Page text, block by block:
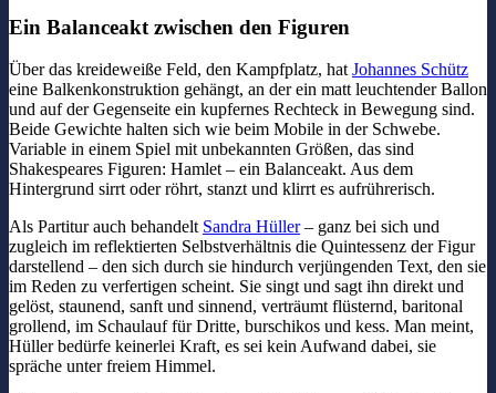
Ein Balanceakt zwischen den Figuren
Über das kreideweiße Feld, den Kampfplatz, hat Johannes Schütz
eine Balkenkonstruktion gehängt, an der ein matt leuchtender Ballon
und auf der Gegenseite ein kupfernes Rechteck in Bewegung sind.
Beide Gewichte halten sich wie beim Mobile in der Schwebe.
Variable in einem Spiel mit unbekannten Größen, das sind
Shakespeares Figuren: Hamlet – ein Balanceakt. Aus dem
Hintergrund sirrt oder röhrt, stanzt und klirrt es aufrührerisch.
Als Partitur auch behandelt Sandra Hüller– ganz bei sich und
zugleich im reflektierten Selbstverhältnis die Quintessenz der Figur
darstellend – den sich durch sie hindurch verjüngenden Text, den sie
im Reden zu verfertigen scheint. Sie singt und sagt ihn direkt und
gelöst, staunend, sanft und sinnend, verträumt flüsternd, baritonal
grollend, im Schaulauf für Dritte, burschikos und kess. Man meint,
Hüller bedürfe keinerlei Kraft, es sei kein Aufwand dabei, sie
spräche unter freiem Himmel.